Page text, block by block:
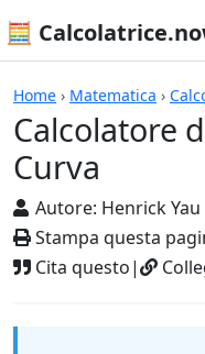
🧮
Home › Matematica ›
Calcolatore
Curva
Autore: Henrick Yau
Stampa questa
Cita questo|
Calcolatrici